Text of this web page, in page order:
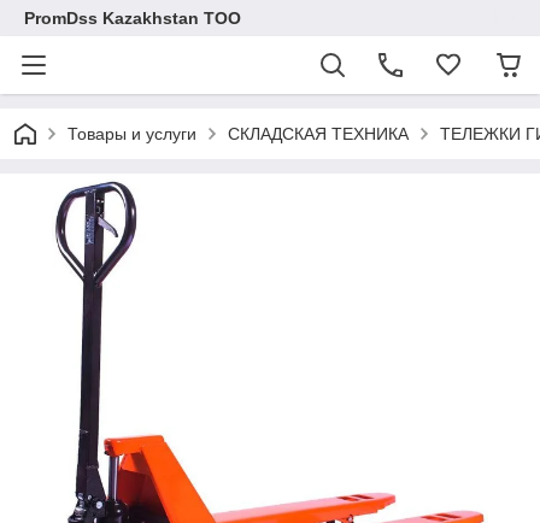
PromDss Kazakhstan TOO
Товары и услуги СКЛАДСКАЯ ТЕХНИКА ТЕЛЕЖКИ